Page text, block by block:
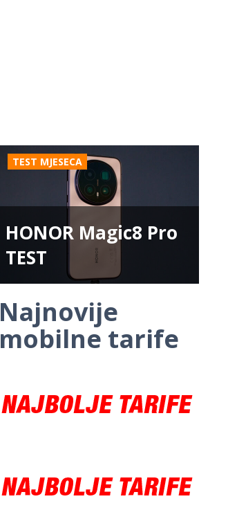
TEST MJESECA
HONOR Magic8 Pro
TEST
Najnovije
mobilne tarife